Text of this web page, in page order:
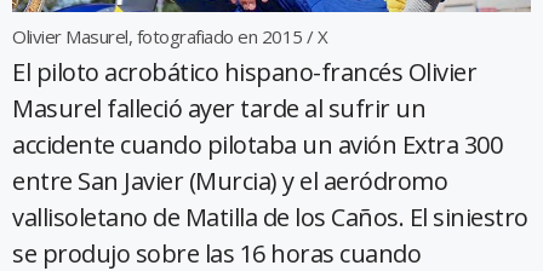
Olivier Masurel, fotografiado en 2015 / X
El piloto acrobático hispano-francés Olivier
Masurel falleció ayer tarde al sufrir un
accidente cuando pilotaba un avión Extra 300
entre San Javier (Murcia) y el aeródromo
vallisoletano de Matilla de los Caños. El siniestro
se produjo sobre las 16 horas cuando